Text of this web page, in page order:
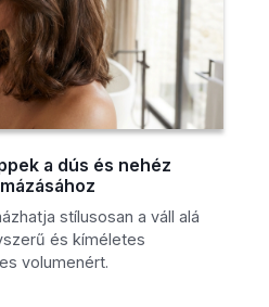
a dús és nehéz
stílusosan a váll alá
és kíméletes
volumenért.